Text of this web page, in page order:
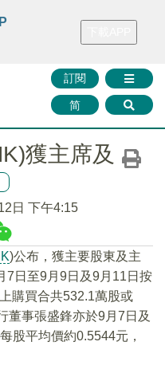
財華證券 媒體矩陣
訂閱
简
獲主席及
日 下午4:15
)公布，獲主要股東及主
7日至9月9日及9月11日按
購買合共532.1萬股或
董事張盛鋒亦於9月7日及
股平均價約0.5544元，